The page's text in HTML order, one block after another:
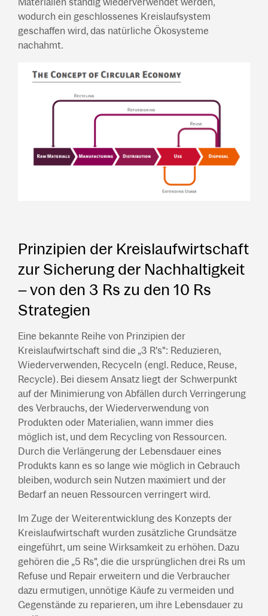
Materialien ständig wiederverwendet werden,
wodurch ein geschlossenes Kreislaufsystem
geschaffen wird, das natürliche Ökosysteme
nachahmt.
Prinzipien der Kreislaufwirtschaft
zur Sicherung der Nachhaltigkeit
– von den 3 Rs zu den 10 Rs
Strategien
Eine bekannte Reihe von Prinzipien der
Kreislaufwirtschaft sind die „3 R's": Reduzieren,
Wiederverwenden, Recyceln (engl. Reduce, Reuse,
Recycle). Bei diesem Ansatz liegt der Schwerpunkt
auf der Minimierung von Abfällen durch Verringerung
des Verbrauchs, der Wiederverwendung von
Produkten oder Materialien, wann immer dies
möglich ist, und dem Recycling von Ressourcen.
Durch die Verlängerung der Lebensdauer eines
Produkts kann es so lange wie möglich in Gebrauch
bleiben, wodurch sein Nutzen maximiert und der
Bedarf an neuen Ressourcen verringert wird.
Im Zuge der Weiterentwicklung des Konzepts der
Kreislaufwirtschaft wurden zusätzliche Grundsätze
eingeführt, um seine Wirksamkeit zu erhöhen. Dazu
gehören die „5 Rs", die die ursprünglichen drei Rs um
Refuse und Repair erweitern und die Verbraucher
dazu ermutigen, unnötige Käufe zu vermeiden und
Gegenstände zu reparieren, um ihre Lebensdauer zu